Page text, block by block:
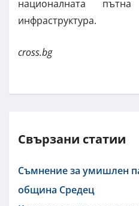
националната
инфраструктура.
cross.bg
Свързани статии
Съмнение за умишлен
община Средец